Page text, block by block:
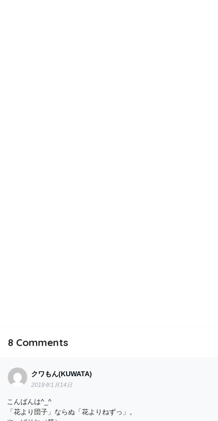
8Comments
クワもん(KUWATA)
2018年1月14日
こんばんは^_^
「花より団子」ならぬ「花よりねずっ」。